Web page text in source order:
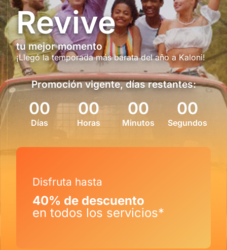
Revive
tu mejor momento
¡Llegó la temporada más barata del año a Kaloni!
Promoción vigente, días restantes:
00
Días
00
Horas
00
Minutos
00
Segundos
Disfruta hasta
40% de descuento
en todos los servicios*